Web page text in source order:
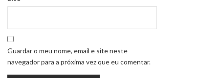
Guardar o meu nome, email e site neste
navegador para a próxima vez que eu comentar.